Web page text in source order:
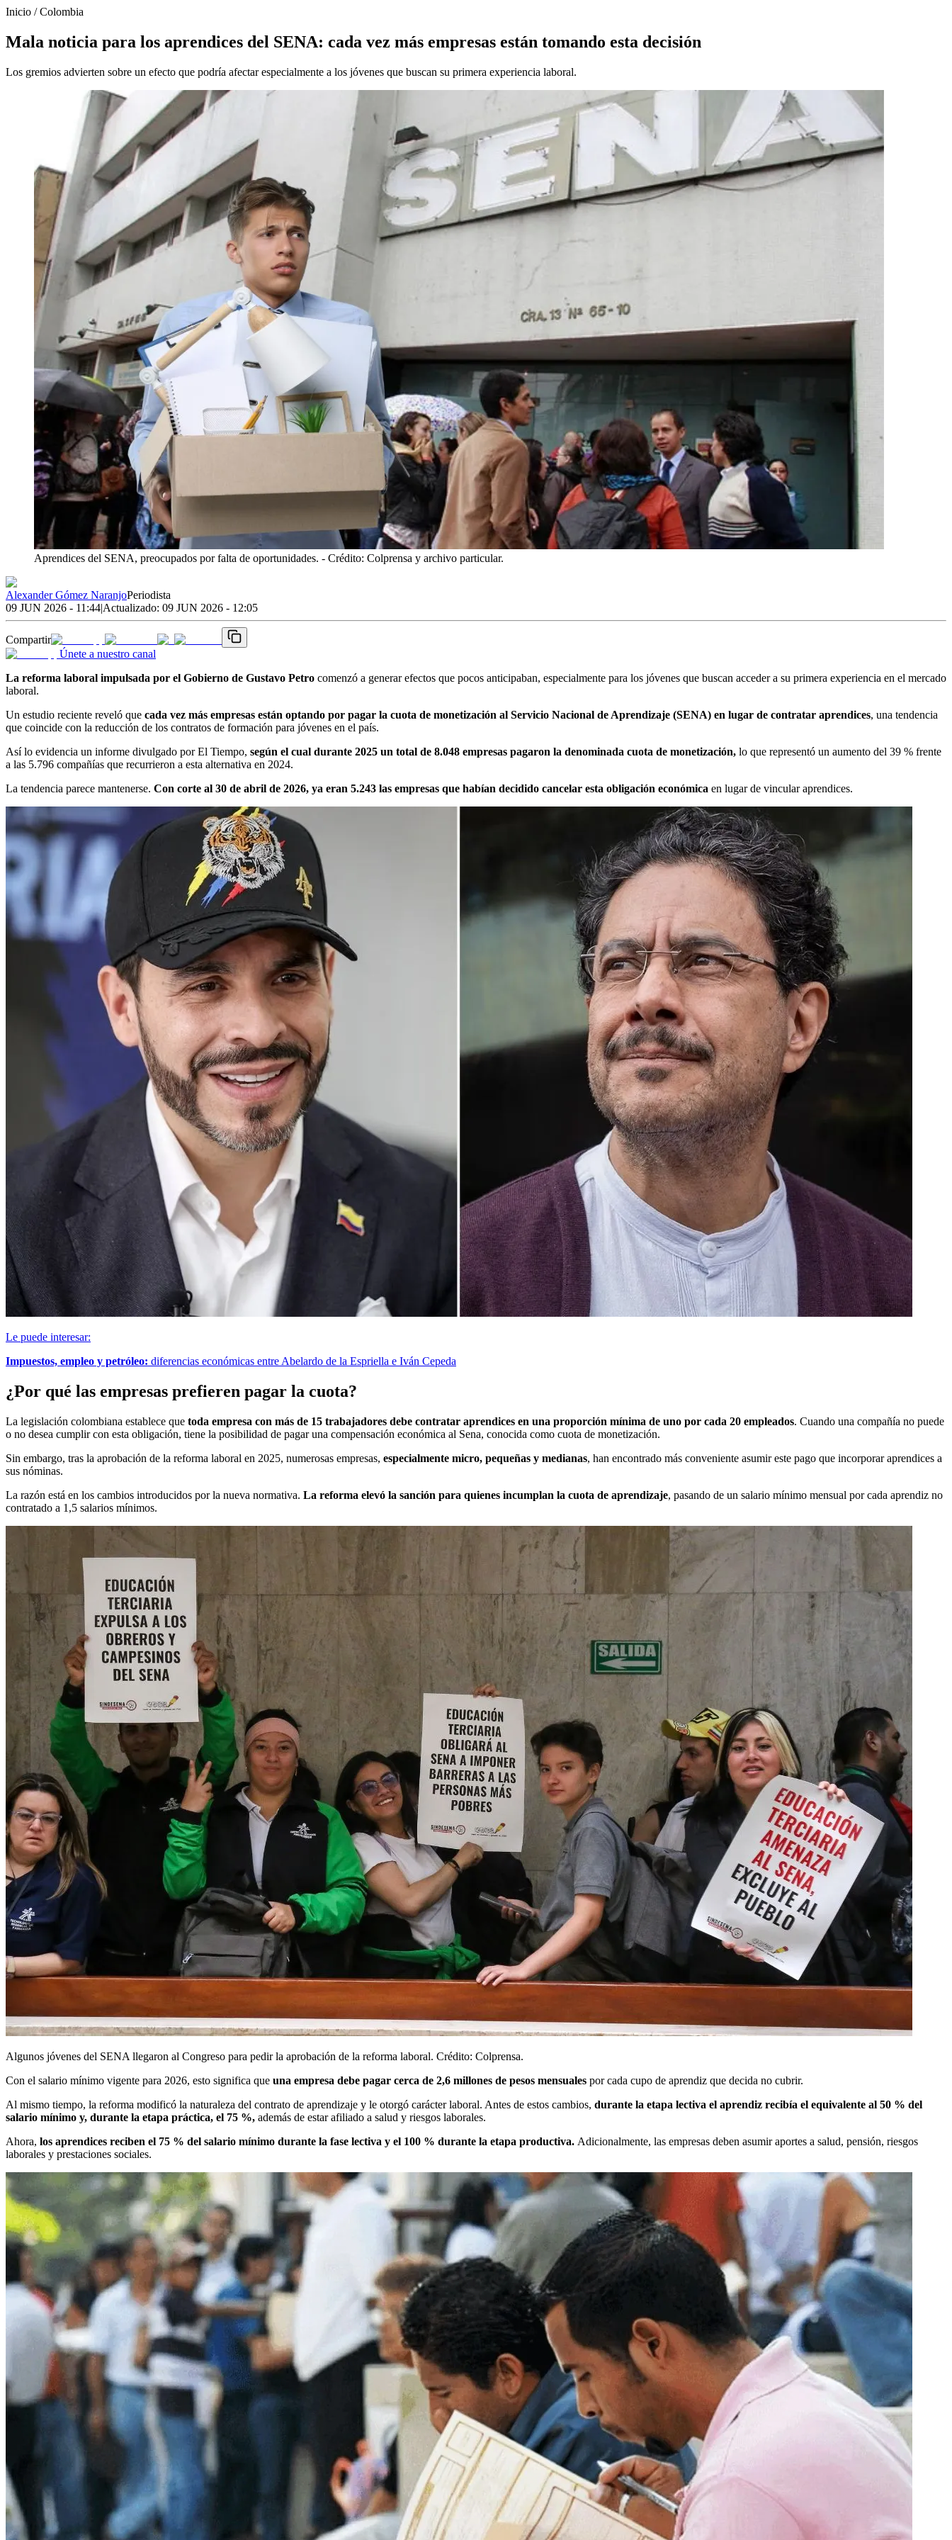
Inicio /Colombia
Mala noticia para los aprendices del SENA: cada vez más empresas están tomando esta decisión
Los gremios advierten sobre un efecto que podría afectar especialmente a los jóvenes que buscan su primera experiencia laboral.
Aprendices del SENA, preocupados por falta de oportunidades. - Crédito: Colprensa y archivo particular.
Alexander Gómez NaranjoPeriodista
09 JUN 2026 - 11:44|Actualizado: 09 JUN 2026 - 12:05
Compartir
Únete a nuestro canal
La reforma laboral impulsada por el Gobierno de Gustavo Petro comenzó a generar efectos que pocos anticipaban, especialmente para los jóvenes que buscan acceder a su primera experiencia en el mercado
laboral.
Un estudio reciente reveló que cada vez más empresas están optando por pagar la cuota de monetización al Servicio Nacional de Aprendizaje (SENA) en lugar de contratar aprendices, una tendencia
que coincide con la reducción de los contratos de formación para jóvenes en el país.
Así lo evidencia un informe divulgado por El Tiempo, según el cual durante 2025 un total de 8.048 empresas pagaron la denominada cuota de monetización, lo que representó un aumento del 39 % frente
a las 5.796 compañías que recurrieron a esta alternativa en 2024.
La tendencia parece mantenerse. Con corte al 30 de abril de 2026, ya eran 5.243 las empresas que habían decidido cancelar esta obligación económica en lugar de vincular aprendices.
Le puede interesar:
Impuestos, empleo y petróleo: diferencias económicas entre Abelardo de la Espriella e Iván Cepeda
¿Por qué las empresas prefieren pagar la cuota?
La legislación colombiana establece que toda empresa con más de 15 trabajadores debe contratar aprendices en una proporción mínima de uno por cada 20 empleados. Cuando una compañía no puede
o no desea cumplir con esta obligación, tiene la posibilidad de pagar una compensación económica al Sena, conocida como cuota de monetización.
Sin embargo, tras la aprobación de la reforma laboral en 2025, numerosas empresas, especialmente micro, pequeñas y medianas, han encontrado más conveniente asumir este pago que incorporar aprendices a
sus nóminas.
La razón está en los cambios introducidos por la nueva normativa. La reforma elevó la sanción para quienes incumplan la cuota de aprendizaje, pasando de un salario mínimo mensual por cada aprendiz no
contratado a 1,5 salarios mínimos.
Algunos jóvenes del SENA llegaron al Congreso para pedir la aprobación de la reforma laboral. Crédito: Colprensa.
Con el salario mínimo vigente para 2026, esto significa que una empresa debe pagar cerca de 2,6 millones de pesos mensuales por cada cupo de aprendiz que decida no cubrir.
Al mismo tiempo, la reforma modificó la naturaleza del contrato de aprendizaje y le otorgó carácter laboral. Antes de estos cambios, durante la etapa lectiva el aprendiz recibía el equivalente al 50 % del
salario mínimo y, durante la etapa práctica, el 75 %, además de estar afiliado a salud y riesgos laborales.
Ahora, los aprendices reciben el 75 % del salario mínimo durante la fase lectiva y el 100 % durante la etapa productiva. Adicionalmente, las empresas deben asumir aportes a salud, pensión, riesgos
laborales y prestaciones sociales.